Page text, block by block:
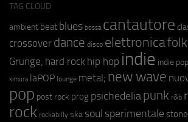
TAG CLOUD
ambient beat blues bossa cantautore
crossover dance disco elettronicafolk
Grunge; hard rock hip hop indie indie pop
kimura laPOP lounge metal; new wave
pop post rock prog psichedeliapunk r&b
rock rockabilly ska soul sperimentale